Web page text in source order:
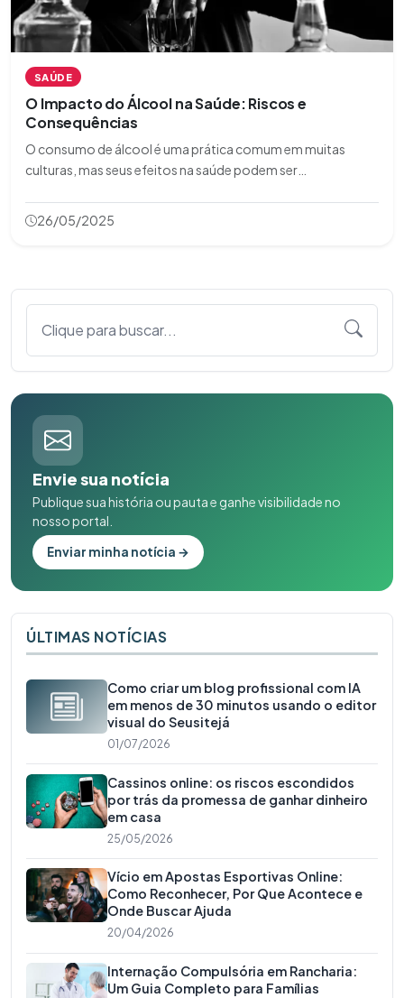
SAÚDE
O Impacto do Álcool na Saúde: Riscos e
Consequências
O consumo de álcool é uma prática comum em muitas
culturas, mas seus efeitos na saúde podem ser
consequências do uso excessivo de álcool, desde danos
físicos até impactos mentais e sociais. Entender esses efei
26/05/2025
Clique para buscar...
Envie sua notícia
Publique sua história ou pauta e ganhe visibilidade no
nosso portal.
Enviar minha notícia →
ÚLTIMAS NOTÍCIAS
Como criar um blog profissional com IA
em menos de 30 minutos usando o editor
visual do Seusitejá
01/07/2026
Cassinos online: os riscos escondidos
por trás da promessa de ganhar dinheiro
em casa
25/05/2026
Vício em Apostas Esportivas Online:
Como Reconhecer, Por Que Acontece e
Onde Buscar Ajuda
20/04/2026
Internação Compulsória em Rancharia:
Um Guia Completo para Famílias